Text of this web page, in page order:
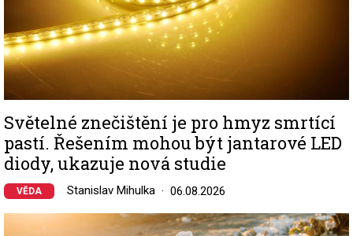
Světelné znečištění je pro hmyz smrtící
pastí. Řešením mohou být jantarové LED
diody, ukazuje nová studie
VĚDA Stanislav Mihulka 06.08.2026
Image